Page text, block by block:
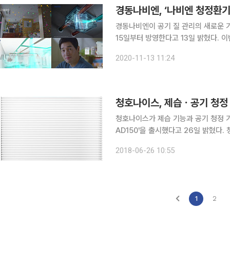
경동나비엔, ‘나비엔 청정환
경동나비엔이 공기 질 관리의 새로운
15일부터 방영한다고 13일 밝혔다. 이번 광고를 통해 청정환기시스템 기능을 소비자 친화적인 언어
안일로 발생하는 냄새와 연기까지 눈
2020-11-13 11:24
청호나이스, 제습ㆍ공기 청
청호나이스가 제습 기능과 공기 청정
AD150'을 출시했다고 26일 밝혔다. 청호 제습공기청정기 AD150은 일일 최대 17.8ℓ의 강력한 대
다. 청호 제습·공기청정기 AD150은
2018-06-26 10:55
1 2